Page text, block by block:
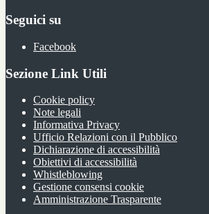
Seguici su
Facebook
Sezione Link Utili
Cookie policy
Note legali
Informativa Privacy
Ufficio Relazioni con il Pubblico
Dichiarazione di accessibilità
Obiettivi di accessibilità
Whistleblowing
Gestione consensi cookie
Amministrazione Trasparente